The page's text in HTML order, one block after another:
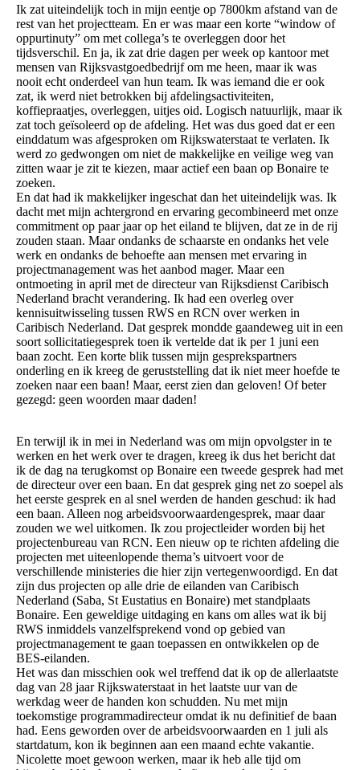
Ik zat uiteindelijk toch in mijn eentje op 7800km afstand van de
rest van het projectteam. En er was maar een korte “window of
oppurtinuty” om met collega’s te overleggen door het
tijdsverschil. En ja, ik zat drie dagen per week op kantoor met
mensen van Rijksvastgoedbedrijf om me heen, maar ik was
nooit echt onderdeel van hun team. Ik was iemand die er ook
zat, ik werd niet betrokken bij afdelingsactiviteiten,
koffiepraatjes, overleggen, uitjes oid. Logisch natuurlijk, maar ik
zat toch geïsoleerd op de afdeling. Het was dus goed dat er een
einddatum was afgesproken om Rijkswaterstaat te verlaten. Ik
werd zo gedwongen om niet de makkelijke en veilige weg van
zitten waar je zit te kiezen, maar actief een baan op Bonaire te
zoeken.
En dat had ik makkelijker ingeschat dan het uiteindelijk was. Ik
dacht met mijn achtergrond en ervaring gecombineerd met onze
commitment op paar jaar op het eiland te blijven, dat ze in de rij
zouden staan. Maar ondanks de schaarste en ondanks het vele
werk en ondanks de behoefte aan mensen met ervaring in
projectmanagement was het aanbod mager. Maar een
ontmoeting in april met de directeur van Rijksdienst Caribisch
Nederland bracht verandering. Ik had een overleg over
kennisuitwisseling tussen RWS en RCN over werken in
Caribisch Nederland. Dat gesprek mondde gaandeweg uit in een
soort sollicitatiegesprek toen ik vertelde dat ik per 1 juni een
baan zocht. Een korte blik tussen mijn gesprekspartners
onderling en ik kreeg de geruststelling dat ik niet meer hoefde te
zoeken naar een baan! Maar, eerst zien dan geloven! Of beter
gezegd: geen woorden maar daden!
En terwijl ik in mei in Nederland was om mijn opvolgster in te
werken en het werk over te dragen, kreeg ik dus het bericht dat
ik de dag na terugkomst op Bonaire een tweede gesprek had met
de directeur over een baan. En dat gesprek ging net zo soepel als
het eerste gesprek en al snel werden de handen geschud: ik had
een baan. Alleen nog arbeidsvoorwaardengesprek, maar daar
zouden we wel uitkomen. Ik zou projectleider worden bij het
projectenbureau van RCN. Een nieuw op te richten afdeling die
projecten met uiteenlopende thema’s uitvoert voor de
verschillende ministeries die hier zijn vertegenwoordigd. En dat
zijn dus projecten op alle drie de eilanden van Caribisch
Nederland (Saba, St Eustatius en Bonaire) met standplaats
Bonaire. Een geweldige uitdaging en kans om alles wat ik bij
RWS inmiddels vanzelfsprekend vond op gebied van
projectmanagement te gaan toepassen en ontwikkelen op de
BES-eilanden.
Het was dan misschien ook wel treffend dat ik op de allerlaatste
dag van 28 jaar Rijkswaterstaat in het laatste uur van de
werkdag weer de handen kon schudden. Nu met mijn
toekomstige programmadirecteur omdat ik nu definitief de baan
had. Eens geworden over de arbeidsvoorwaarden en 1 juli als
startdatum, kon ik beginnen aan een maand echte vakantie.
Nicolette moet gewoon werken, maar ik heb alle tijd om